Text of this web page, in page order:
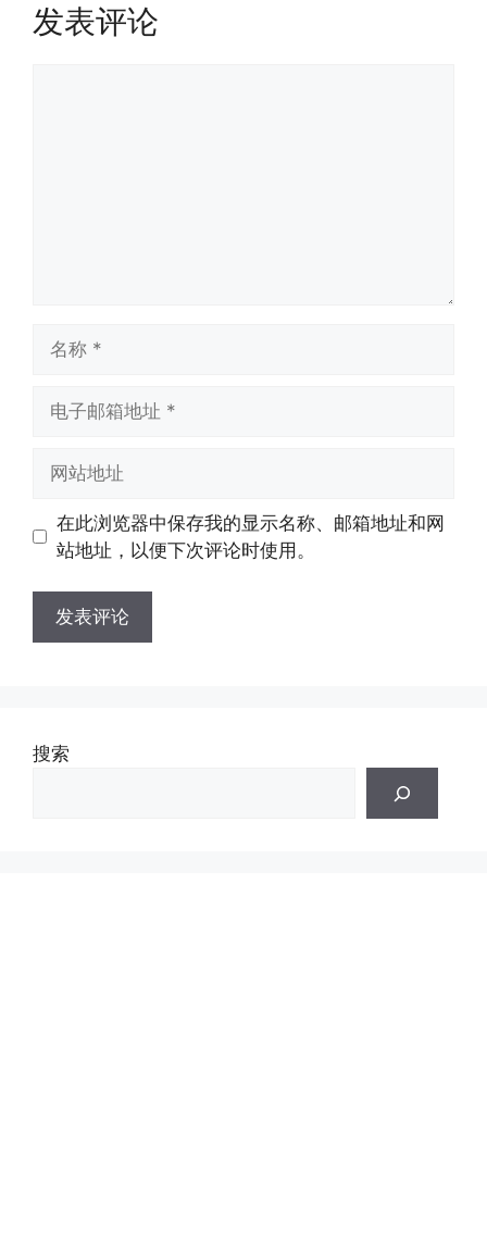
发表评论
址
址
在此浏览器中保存我的显示名称、邮箱地址和网
站地址，以便下次评论时使用。
搜索